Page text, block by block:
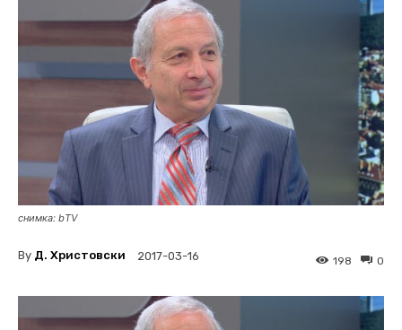
снимка: bTV
By Д. Христовски 2017-03-16 0
198